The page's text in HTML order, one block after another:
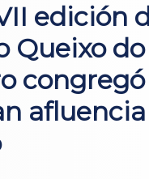
edición
Queixo do
congregó